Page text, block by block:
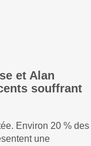
et Alan
souffrant
Environ 20 % des
une